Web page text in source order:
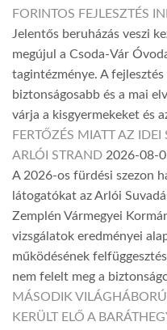
FORINTOS FEJLESZTÉS
Jelentős beruházás veszi
megújul a Csoda-Vár
tagintézménye. A
biztonságosabb és a mai
várja a kisgyermekeket és
FERTŐZÉS MIATT AZ
ARLÓI STRAND 2026-08-
A 2026-os fürdési szezon
látogatókat az Arlói
Zemplén Vármegyei
vizsgálatok eredményei
működésének
nem felelt meg a
MÁSODIK
KERÜLT ELŐ A